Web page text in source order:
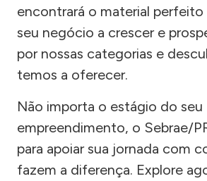
encontrará o material perfeito
seu negócio a crescer e
por nossas categorias e
temos a oferecer.
Não importa o estágio do seu
empreendimento, o Sebrae/
para apoiar sua jornada com
fazem a diferença. Explore